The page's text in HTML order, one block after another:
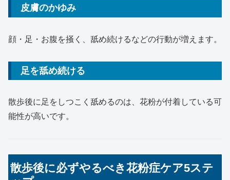
皮膚のかゆみ
顔・足・お腹を掻く、舐め続けるなどの行動が増えます。
足を舐め続ける
散歩後に足をしつこく舐めるのは、花粉が付着している可
能性が高いです。
散歩後に必ずやるべき花粉症ケア5ステ